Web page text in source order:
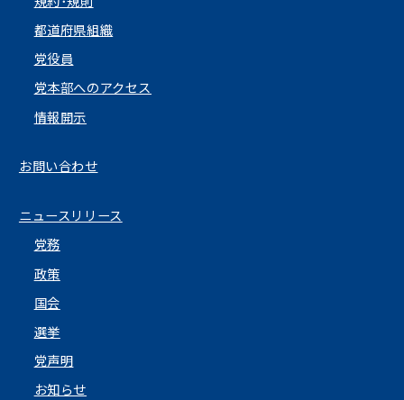
都道府県組織
党役員
党本部へのアクセス
情報開示
お問い合わせ
ニュースリリース
党務
政策
国会
選挙
党声明
お知らせ